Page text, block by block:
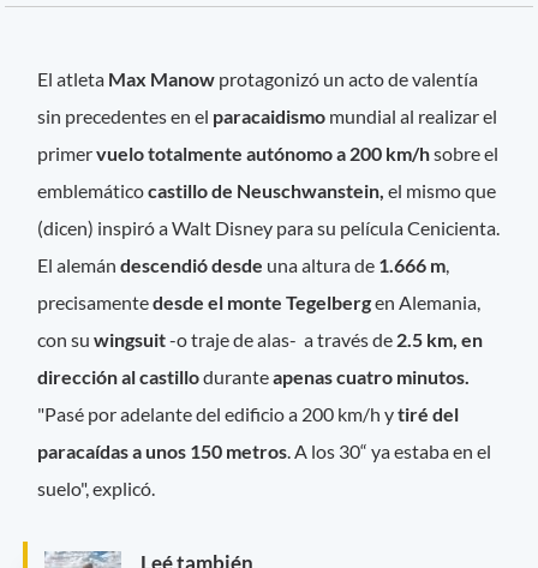
El atleta Max Manow protagonizó un acto de valentía
sin precedentes en el paracaidismo mundial al realizar el
primervuelo totalmente autónomo a 200 km/hsobre el
emblemáticocastillo de Neuschwanstein,el mismo que
(dicen) inspiró a Walt Disney para su película Cenicienta.
El alemán descendió desde una altura de 1.666 m
precisamentedesde el monte Tegelbergen Alemania,
con suwingsuit-o traje de alas- a través de 2.5 km, en
dirección al castilloduranteapenas cuatro minutos.
"Pasé por adelante del edificio a 200 km/h ytiré del
paracaídas a unos 150 metros . A los 30“ ya estaba en el
suelo", explicó.
Leé también